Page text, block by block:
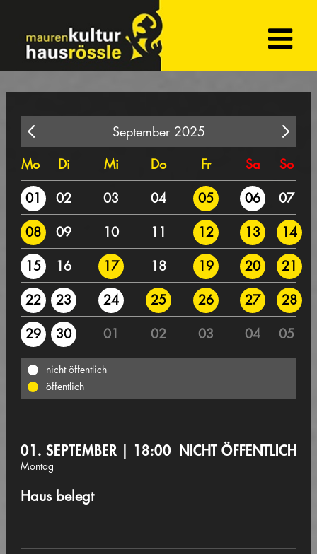
September 2025
Mo
Di Mi Do Fr Sa So
01 02 03 04 05 06 07
08 09 10 11 12 13
14
15
16 17 18 19 20
21
22
23 24 25 26 27
28
29
30 01 02 03 04 05
nicht öffentlich
öffentlich
01. SEPTEMBER | 18:00
Montag
NICHT ÖFFENTLICH
Haus belegt